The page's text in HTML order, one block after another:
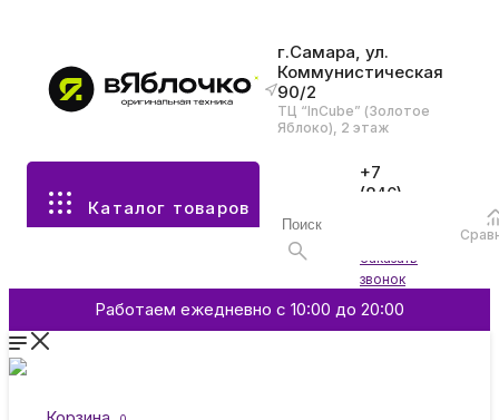
г.Самара, ул.
Коммунистическая
90/2
ТЦ “InCube” (Золотое
Яблоко), 2 этаж
Каталог товаров
+7
(846)
Заказать
звонок
Работаем ежедневно с 10:00 до 20:00
Все разделы каталога
Аксессуары
Смартфоны и гаджеты